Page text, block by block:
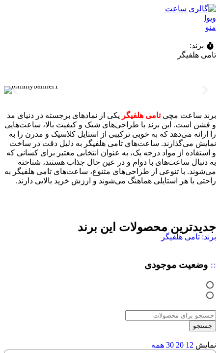
منو
برند:
تامی هلفیگر
برند ساعت مچیتامی هلفیگر یکی از نمادهای برجسته در دنیای مد
و فشن است. این برند با طراحی‌های شیک و کیفیت بالا، ساعت‌هایی
را ارائه می‌دهد که به خوبی ترکیبی از استایل کلاسیک و مدرن را به
نمایش می‌گذارند. ساعت‌های تامی هلفیگر به دلیل دقت در ساخت
و استفاده از مواد درجه یک، به عنوان انتخابی معتبر برای کسانی که
به دنبال ساعت‌های با دوام و در عین حال جذاب هستند، شناخته
می‌شوند. با تنوعی از طراحی‌های متنوع، ساعت‌های تامی هلفیگر به
راحتی با هر استایلی هماهنگ می‌شوند و ارزش خرید بالایی دارند.
جدیدترین محصولات این برند
برند: تامی هلفیگر
وضعیت موجودی
جستجو
نمایش 12
20
30 همه